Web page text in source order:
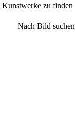
zu finden
Nach Bild suchen